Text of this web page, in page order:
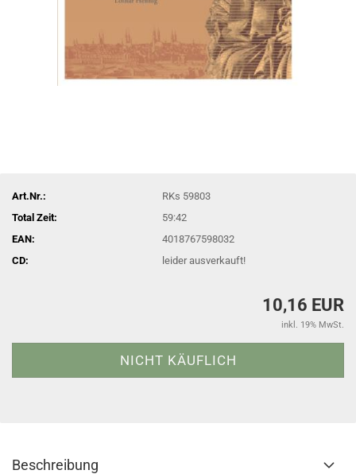
Art.Nr.:
RKs 59803
Total Zeit:
59:42
EAN:
4018767598032
CD:
leider ausverkauft!
10,16 EUR
inkl. 19% MwSt.
Beschreibung